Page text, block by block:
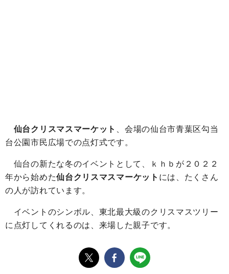
仙台クリスマスマーケット
、会場の仙台市青葉区勾当
台公園市民広場での点灯式です。
仙台の新たな冬のイベントとして、ｋｈｂが２０２２
年から始めた仙台クリスマスマーケット には、たくさん
の人が訪れています。
イベントのシンボル、東北最大級のクリスマスツリー
に点灯してくれるのは、来場した親子です。